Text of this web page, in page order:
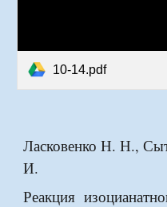
10-14.pdf
Ласковенко Н. Н.,
И.
Реакция